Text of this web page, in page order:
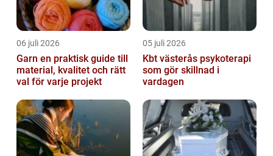
06 juli 2026
Garn en praktisk guide till
material, kvalitet och rätt
val för varje projekt
05 juli 2026
Kbt västerås psykoterapi
som gör skillnad i
vardagen